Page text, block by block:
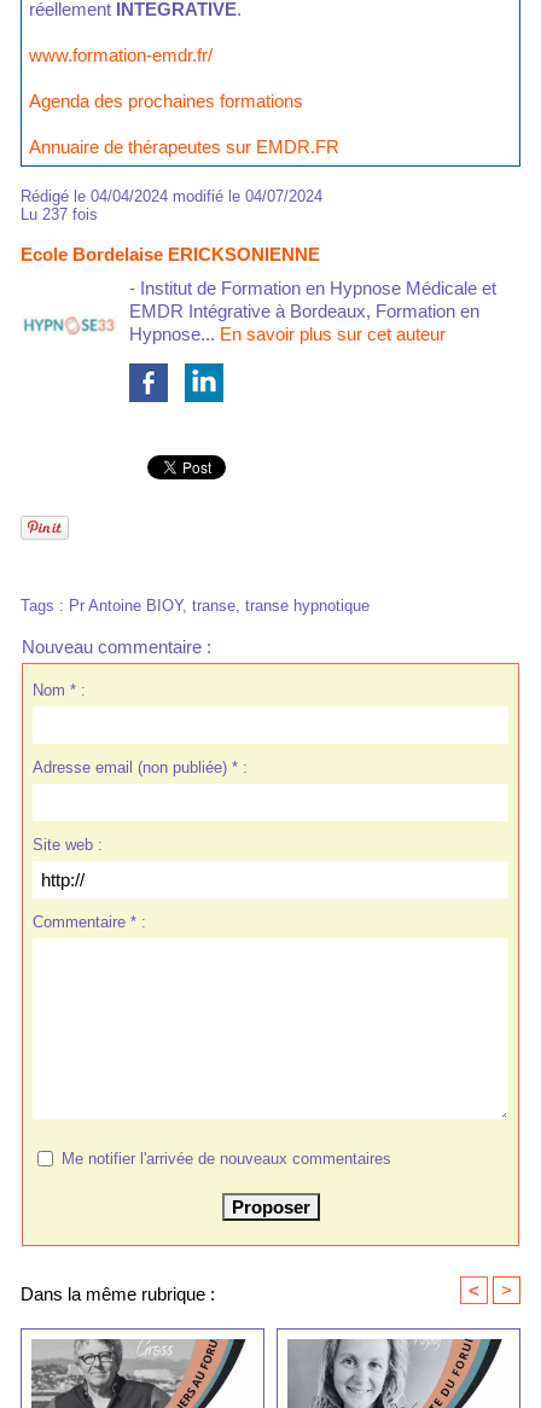
réellement INTEGRATIVE.
www.formation-emdr.fr/
Agenda des prochaines formations
Annuaire de thérapeutes sur EMDR.FR
Rédigé le 04/04/2024 modifié le 04/07/2024
Lu 237 fois
Ecole Bordelaise ERICKSONIENNE
- Institut de Formation en Hypnose Médicale et
EMDR Intégrative à Bordeaux, Formation en
Hypnose... En savoir plus sur cet auteur
Tags : Pr Antoine BIOY, transe, transe hypnotique
Nouveau commentaire :
Nom * :
Adresse email (non publiée) * :
Site web :
Commentaire * :
Me notifier l'arrivée de nouveaux commentaires
Dans la même rubrique : < >